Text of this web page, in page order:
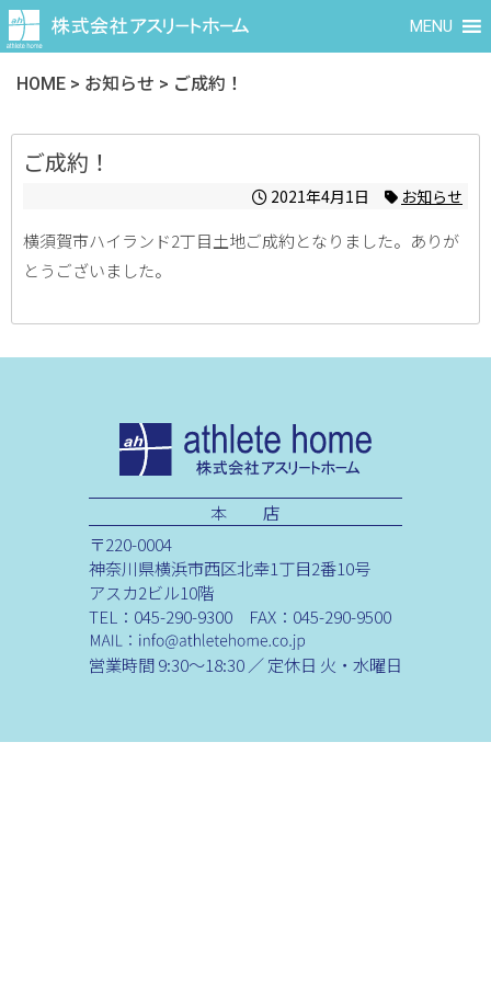
MENU
HOME > お知らせ > ご成約！
ご成約！
2021年4月1日 お知らせ
横須賀市ハイランド2丁目土地ご成約となりました。ありが
とうございました。
本 店
〒220-0004
神奈川県横浜市西区北幸1丁目2番10号
アスカ2ビル10階
TEL：045-290-9300 FAX：045-290-9500
営業時間 9:30～18:30 ／ 定休日 火・水曜日